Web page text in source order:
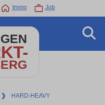
Immo Job
❯ HARD-HEAVY